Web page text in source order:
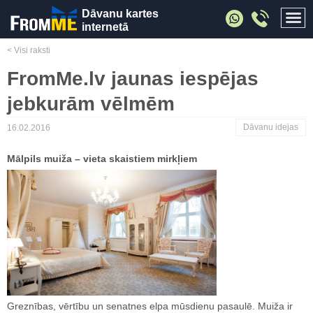
Dāvanu kartes
internetā
< Visi raksti
FromMe.lv jaunas iespējas
jebkurām vēlmēm
16.02.2016 Dāvanu idejas
Mālpils muiža – vieta skaistiem mirkļiem
Greznības, vērtību un senatnes elpa mūsdienu pasaulē. Muiža ir